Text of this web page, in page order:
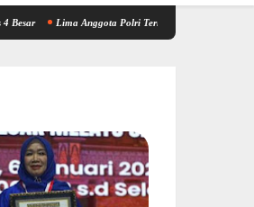
Lima Anggota Polri Terlibat Kasus Brigadir EWS